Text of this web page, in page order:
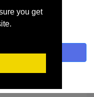
you get
consenso alla